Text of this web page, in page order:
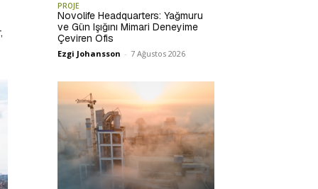
PROJE
Novolife Headquarters: Yağmuru
ve Gün Işığını Mimari Deneyime
Çeviren Ofis
Ezgi Johansson - 7 Ağustos 2026